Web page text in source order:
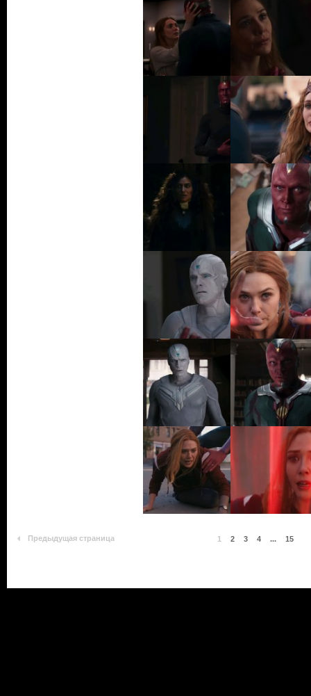
Предыдущая страница 1 2 3 4 ... 15